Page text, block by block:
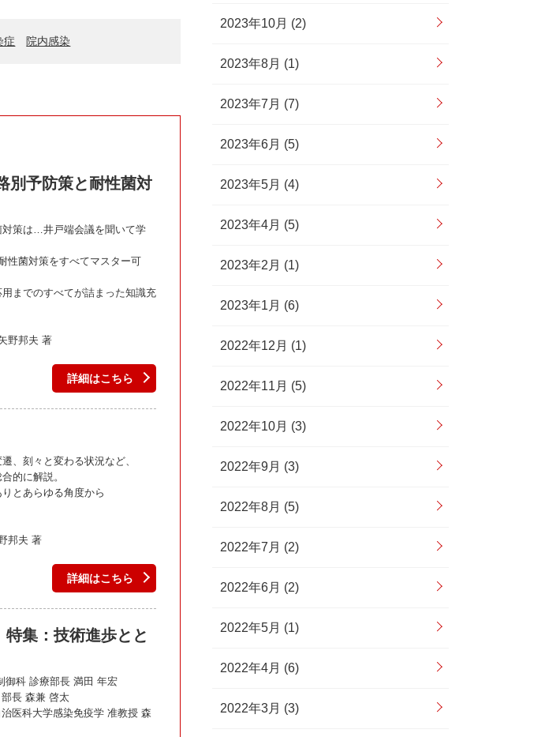
症 院内感染
別予防策と耐性菌対
策は…井戸端会議を聞いて学
性菌対策をすべてマスター可
までのすべてが詰まった知識充
野邦夫 著
詳細はこちら
、刻々と変わる状況など、
的に解説。
とあらゆる角度から
邦夫 著
詳細はこちら
集：技術進歩とと
御科 診療部長 満田 年宏
長 森兼 啓太
科大学感染免疫学 准教授 森
2023年10月 (2)
2023年8月 (1)
2023年7月 (7)
2023年6月 (5)
2023年5月 (4)
2023年4月 (5)
2023年2月 (1)
2023年1月 (6)
2022年12月 (1)
2022年11月 (5)
2022年10月 (3)
2022年9月 (3)
2022年8月 (5)
2022年7月 (2)
2022年6月 (2)
2022年5月 (1)
2022年4月 (6)
2022年3月 (3)